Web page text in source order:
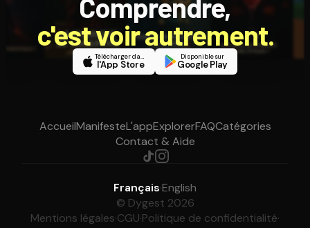
Comprendre,
c'est voir autrement.
Télécharger dans
l'App Store
Disponible sur
Google Play
AccueilManifesteL'appExplorerFAQCatégories
Contact & Aide
Français·English
© Dygest 2026
Mentions légales·CGU·Politique de confidentialité·